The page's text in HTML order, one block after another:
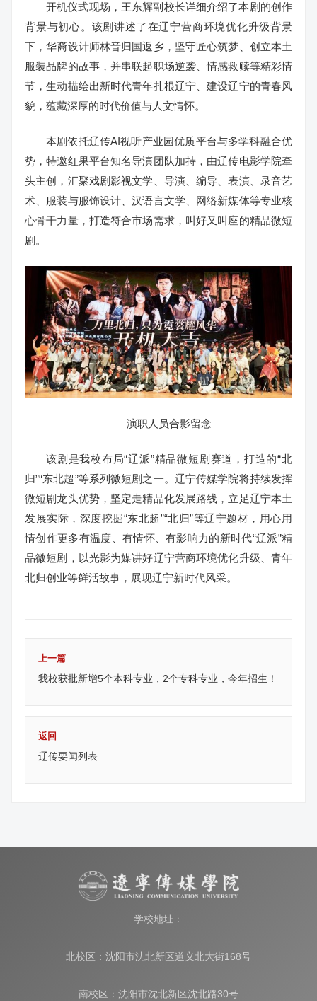
开机仪式现场，王东辉副校长详细介绍了本剧的创作
背景与初心。该剧讲述了在辽宁营商环境优化升级背景
下，华裔设计师林音归国返乡，坚守匠心筑梦、创立本土
服装品牌的故事，并串联起职场逆袭、情感救赎等精彩情
节，生动描绘出新时代青年扎根辽宁、建设辽宁的青春风
貌，蕴藏深厚的时代价值与人文情怀。
本剧依托辽传AI视听产业园优质平台与多学科融合优
势，特邀红果平台知名导演团队加持，由辽传电影学院牵
头主创，汇聚戏剧影视文学、导演、编导、表演、录音艺
术、服装与服饰设计、汉语言文学、网络新媒体等专业核
心骨干力量，打造符合市场需求，叫好又叫座的精品微短
剧。
演职人员合影留念
该剧是我校布局“辽派”精品微短剧赛道，打造的“北
归”“东北超”等系列微短剧之一。辽宁传媒学院将持续发挥
微短剧龙头优势，坚定走精品化发展路线，立足辽宁本土
发展实际，深度挖掘“东北超”“北归”等辽宁题材，用心用
情创作更多有温度、有情怀、有影响力的新时代“辽派”精
品微短剧，以光影为媒讲好辽宁营商环境优化升级、青年
北归创业等鲜活故事，展现辽宁新时代风采。
上一篇
我校获批新增5个本科专业，2个专科专业，今年招生！
返回
辽传要闻列表
学校地址：
北校区：沈阳市沈北新区道义北大街168号
南校区：沈阳市沈北新区沈北路30号